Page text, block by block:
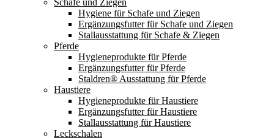
Schafe und Ziegen
Hygiene für Schafe und Ziegen
Ergänzungsfutter für Schafe und Ziegen
Stallausstattung für Schafe & Ziegen
Pferde
Hygieneprodukte für Pferde
Ergänzungsfutter für Pferde
Staldren® Ausstattung für Pferde
Haustiere
Hygieneprodukte für Haustiere
Ergänzungsfutter für Haustiere
Stallausstattung für Haustiere
Leckschalen